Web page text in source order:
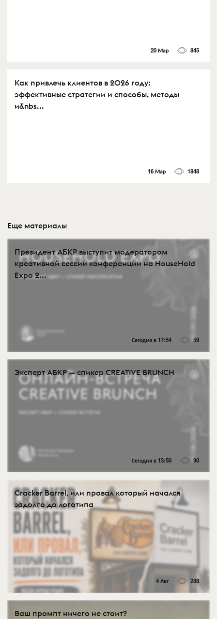
20 Мар 845
Как привлечь клиентов в 2026 году:
эффективные стратегии и способы, методы
и&nbs...
16 Мар 1848
Еще материалы
Президент АБКР выступит модератором
креативной сессии конференции на HouseHold
Expo 2...
Сегодня в 17:54 59
Эксперт АБКР — спикер CREATIVE BRUNCH
Сегодня в 13:50 90
Cracker Barrel, или провал который начался
задолго до логотипа
4 Авг 288
Ваш промпт ничего не стоит?